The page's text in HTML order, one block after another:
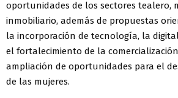
oportunidades de los sectores tealero,
inmobiliario, además de propuestas
la incorporación de tecnología, la
el fortalecimiento de la
ampliación de oportunidades para el
de las mujeres.